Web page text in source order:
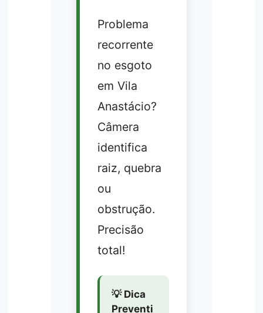
Problema
recorrente
no esgoto
em Vila
Anastácio?
Câmera
identifica
raiz, quebra
ou
obstrução.
Precisão
total!
💡 Dica
Preventi